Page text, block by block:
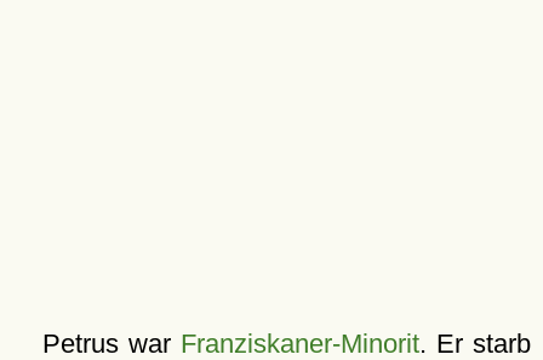
Petrus war Franziskaner-Minorit. Er starb